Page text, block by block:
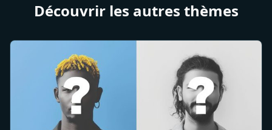
Découvrir les autres thèmes